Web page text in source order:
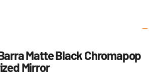
Matte Black Chromapop
Mirror